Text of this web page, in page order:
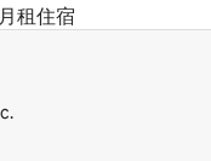
月租住宿